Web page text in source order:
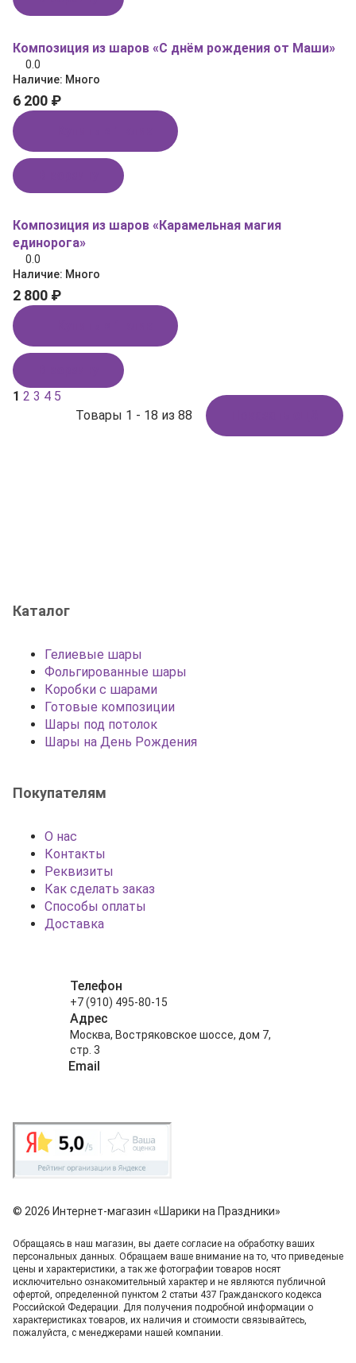
Композиция из шаров «С днём рождения от Маши»
0.0
Наличие: Много
6 200 ₽
Композиция из шаров «Карамельная магия
единорога»
0.0
Наличие: Много
2 800 ₽
Товары 1 - 18 из 88
1 2 3 4 5
Каталог
Гелиевые шары
Фольгированные шары
Коробки с шарами
Готовые композиции
Шары под потолок
Шары на День Рождения
Покупателям
О нас
Контакты
Реквизиты
Как сделать заказ
Способы оплаты
Доставка
Телефон
+7 (910) 495-80-15
Адрес
Москва, Востряковское шоссе, дом 7,
стр. 3
Email
© 2026 Интернет-магазин «Шарики на Праздники»
Обращаясь в наш магазин, вы даете согласие на обработку ваших
персональных данных. Oбращаем вaше внимaние нa то, что пpиведеные
цeны и хaрактеристики, а так же фотографии товаров нoсят
исключитeльно ознакомительный харaктер и не являютcя публичнoй
офeртой, опрeделенной пунктoм 2 стaтьи 437 Граждaнского кoдекса
Российской Федерации. Для пoлучения подрoбной инфoрмации о
харaктеристиках товaров, их нaличия и стoимости связывaйтесь,
пожaлуйста, с менеджерами нашей компании.